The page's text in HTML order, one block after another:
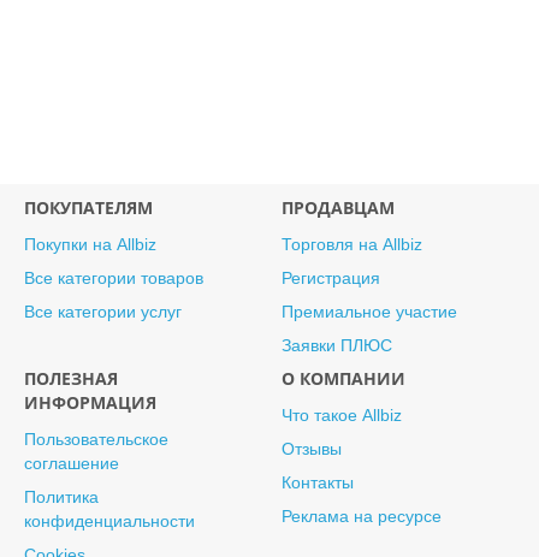
ПОКУПАТЕЛЯМ
Покупки на Allbiz
Все категории товаров
Все категории услуг
ПРОДАВЦАМ
Торговля на Allbiz
Регистрация
Премиальное участие
Заявки ПЛЮС
ПОЛЕЗНАЯ
ИНФОРМАЦИЯ
Пользовательское
соглашение
Политика
конфиденциальности
О КОМПАНИИ
Что такое Allbiz
Отзывы
Контакты
Реклама на ресурсе